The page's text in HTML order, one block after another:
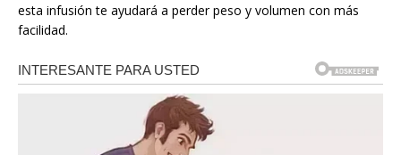
esta infusión te ayudará a perder peso y volumen con más
facilidad.